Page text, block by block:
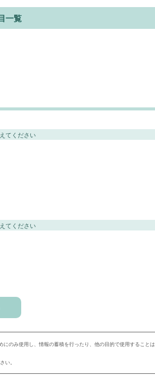
一覧
てください
てください
のみ使用し、情報の蓄積を行ったり、他の目的で使用することは
い。